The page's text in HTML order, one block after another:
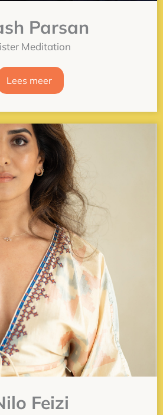
Parsan
Meditation
Lees meer
Feizi